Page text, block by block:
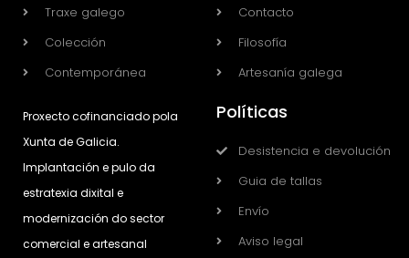
Traxe galego
Colección
Contemporánea
Contacto
Filosofía
Artesanía galega
Proxecto cofinanciado pola
Xunta de Galicia.
Implantación e pulo da
estratexia dixital e
modernización do sector
comercial e artesanal
Políticas
Desistencia e devolución
Guia de tallas
Envío
Aviso legal